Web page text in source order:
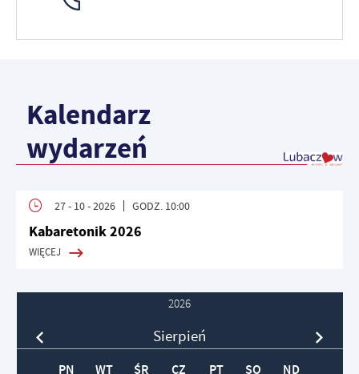
Kalendarz
wydarzeń
27 - 10 - 2026 GODZ. 10:00
Kabaretonik 2026
WIĘCEJ
2026
Sierpień
PN WT ŚR CZ PT SO ND